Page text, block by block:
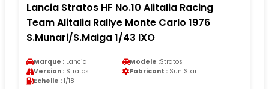
Lancia Stratos HF No.10 Alitalia Racing
Team Alitalia Rallye Monte Carlo 1976
S.Munari/S.Maiga 1/43 IXO
Marque : Lancia Modele :Stratos
Version : Stratos Fabricant : Sun Star
Echelle : 1/18